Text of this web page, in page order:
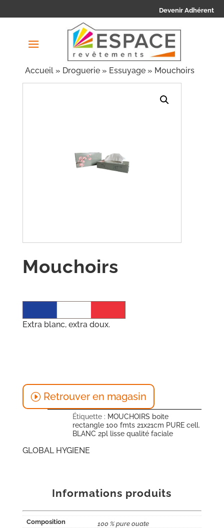
Devenir Adhérent
Accueil » Droguerie » Essuyage » Mouchoirs
Mouchoirs
Extra blanc, extra doux.
Retrouver en magasin
Étiquette : MOUCHOIRS boite
rectangle 100 fmts 21x21cm PURE cell.
BLANC 2pl lisse qualité faciale
GLOBAL HYGIENE
Informations produits
Composition
100 % pure ouate